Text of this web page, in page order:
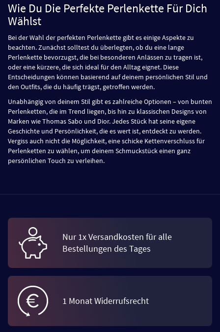
Wie Du Die Perfekte Perlenkette Für Dich
Wählst
Bei der Wahl der perfekten Perlenkette gibt es einige Aspekte zu
beachten. Zunächst solltest du überlegten, ob du eine lange
Perlenkette bevorzugst, die bei besonderen Anlässen zu tragen ist,
oder eine kürzere, die sich ideal für den Alltag eignet. Diese
Entscheidungen können basierend auf deinem persönlichen Stil und
den Outfits, die du häufig trägst, getroffen werden.
Unabhängig von deinem Stil gibt es zahlreiche Optionen – von bunten
Perlenketten, die im Trend liegen, bis hin zu klassischen Designs von
Marken wie Thomas Sabo und Dior. Jedes Stück hat seine eigene
Geschichte und Persönlichkeit, die es wert ist, entdeckt zu werden.
Vergiss auch nicht die Möglichkeit, eine schicke Kettenverschluss für
Perlenketten zu wählen, um deinem Schmuckstück einen ganz
persönlichen Touch zu verleihen.
Nur 1x Versandkosten für alle
Bestellungen des Tages
1 Monat Widerrufsrecht